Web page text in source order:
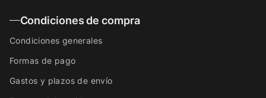
Condiciones de compra
Condiciones generales
Formas de pago
Gastos y plazos de envío